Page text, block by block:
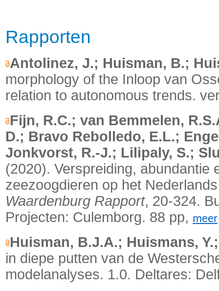
Rapporten
Antolinez, J.; Huisman, B.;
morphology of the Inloop van
relation to autonomous trends.
Fijn, R.C.; van Bemmelen,
D.; Bravo Rebolledo, E.L.;
Jonkvorst, R.-J.; Lilipaly, S.;
(2020). Verspreiding, abundantie
zeezoogdieren op het
Waardenburg Rapport, 20-324.
Projecten: Culemborg. 88 pp, meer
Huisman, B.J.A.; Huismans,
in diepe putten van de
modelanalyses. 1.0. Deltares: